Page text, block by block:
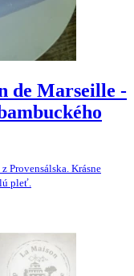
de Marseille -
Provensálska. Krásne
pleť.